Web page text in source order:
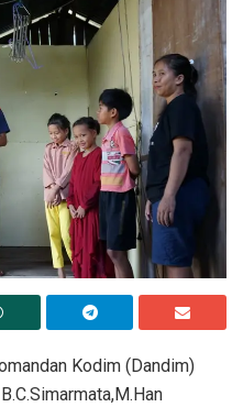
Kodim (Dandim)